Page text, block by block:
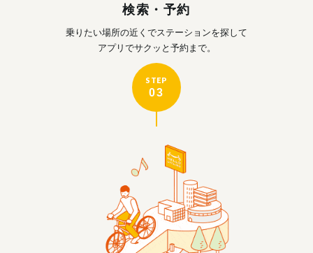
検索・予約
乗りたい場所の近くでステーションを探して
アプリでサクッと予約まで。
STEP
03